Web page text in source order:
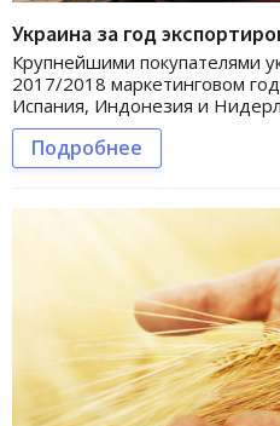
Украина за год
Крупнейшими покупателями
2017/2018 маркетинговом
Испания, Индонезия и
Подробнее